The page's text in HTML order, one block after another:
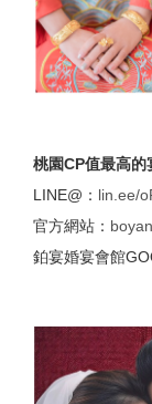
桃園CP值最高的
LINE@： lin.ee/
官方網站：
鉑宴婚宴會館